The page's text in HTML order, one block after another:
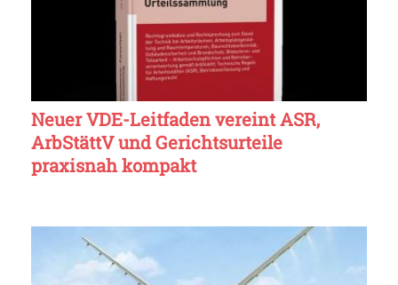
Neuer VDE-Leitfaden vereint ASR,
ArbStättV und Gerichtsurteile
praxisnah kompakt